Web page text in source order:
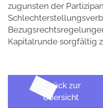
zugunsten der
Kapitalrunde sorgfältig
Zurück zur
Übersicht